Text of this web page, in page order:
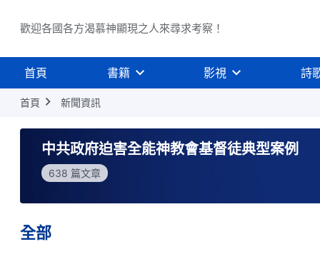
歡迎各國各方渴慕神顯現之人來尋求考察！
首頁 書籍 影視 詩
首頁 新聞資訊
中共政府迫害全能神教會基督徒典型案例
638 篇文章
全部